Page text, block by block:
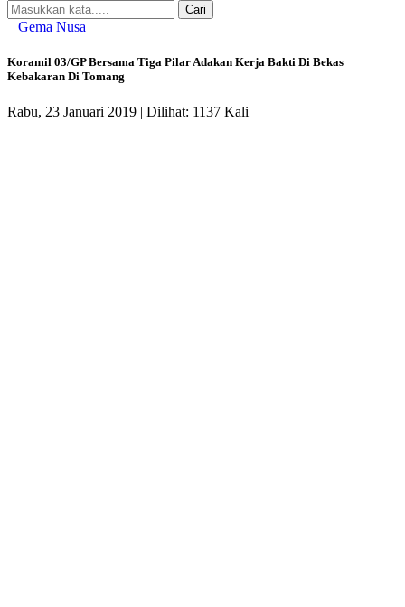
Cari
Gema Nusa
Koramil 03/GP Bersama Tiga Pilar Adakan Kerja Bakti Di Bekas
Kebakaran Di Tomang
Rabu, 23 Januari 2019 | Dilihat: 1137 Kali